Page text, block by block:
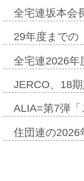
全宅連坂本会
29年度までの
全宅連2026
JERCO、18
ALIA=第7弾
住団連の